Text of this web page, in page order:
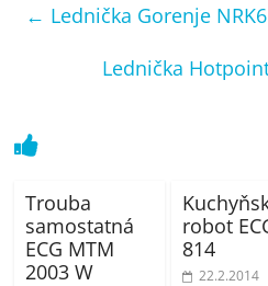
kávovary,
← Lednička Gorenje
Lednička
Trouba
samostatná
ECG MTM
2003 W
robot
814
22.2.2014